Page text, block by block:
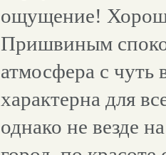
ощущение!
Пришвиным
атмосфера с
характерна для
однако не везде